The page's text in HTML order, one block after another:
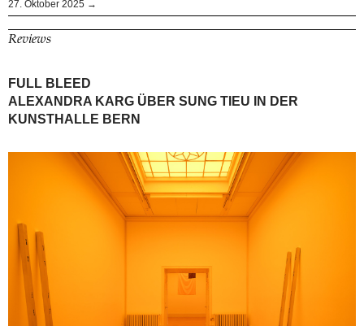
27. Oktober 2025 →
Reviews
FULL BLEED
ALEXANDRA KARG ÜBER SUNG TIEU IN DER
KUNSTHALLE BERN